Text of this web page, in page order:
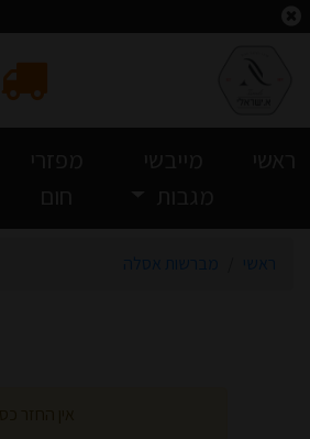
ראשי מברשות אסלה